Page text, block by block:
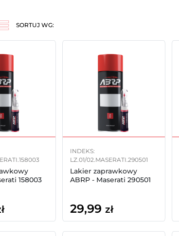
SORTUJ WG:
158003
INDEKS:
LZ.01/02.MASERATI.290501
Lakier zaprawkowy
ABRP - Maserati 290501
29,99 zł